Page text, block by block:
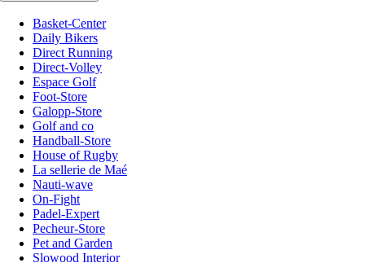
Basket-Center
Daily Bikers
Direct Running
Direct-Volley
Espace Golf
Foot-Store
Galopp-Store
Golf and co
Handball-Store
House of Rugby
La sellerie de Maé
Nauti-wave
On-Fight
Padel-Expert
Pecheur-Store
Pet and Garden
Slowood Interior